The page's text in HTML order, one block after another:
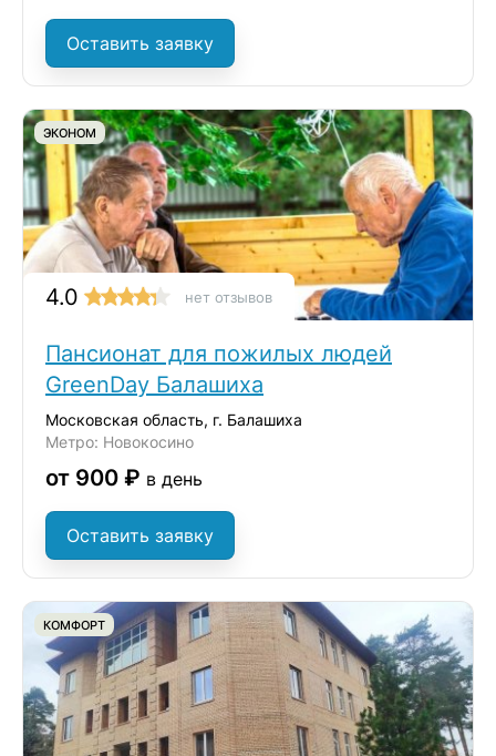
Оставить заявку
ЭКОНОМ
4.0 нет отзывов
Пансионат для пожилых людей
GreenDay Балашиха
Московская область, г. Балашиха
Метро: Новокосино
от 900 ₽ в день
Оставить заявку
КОМФОРТ